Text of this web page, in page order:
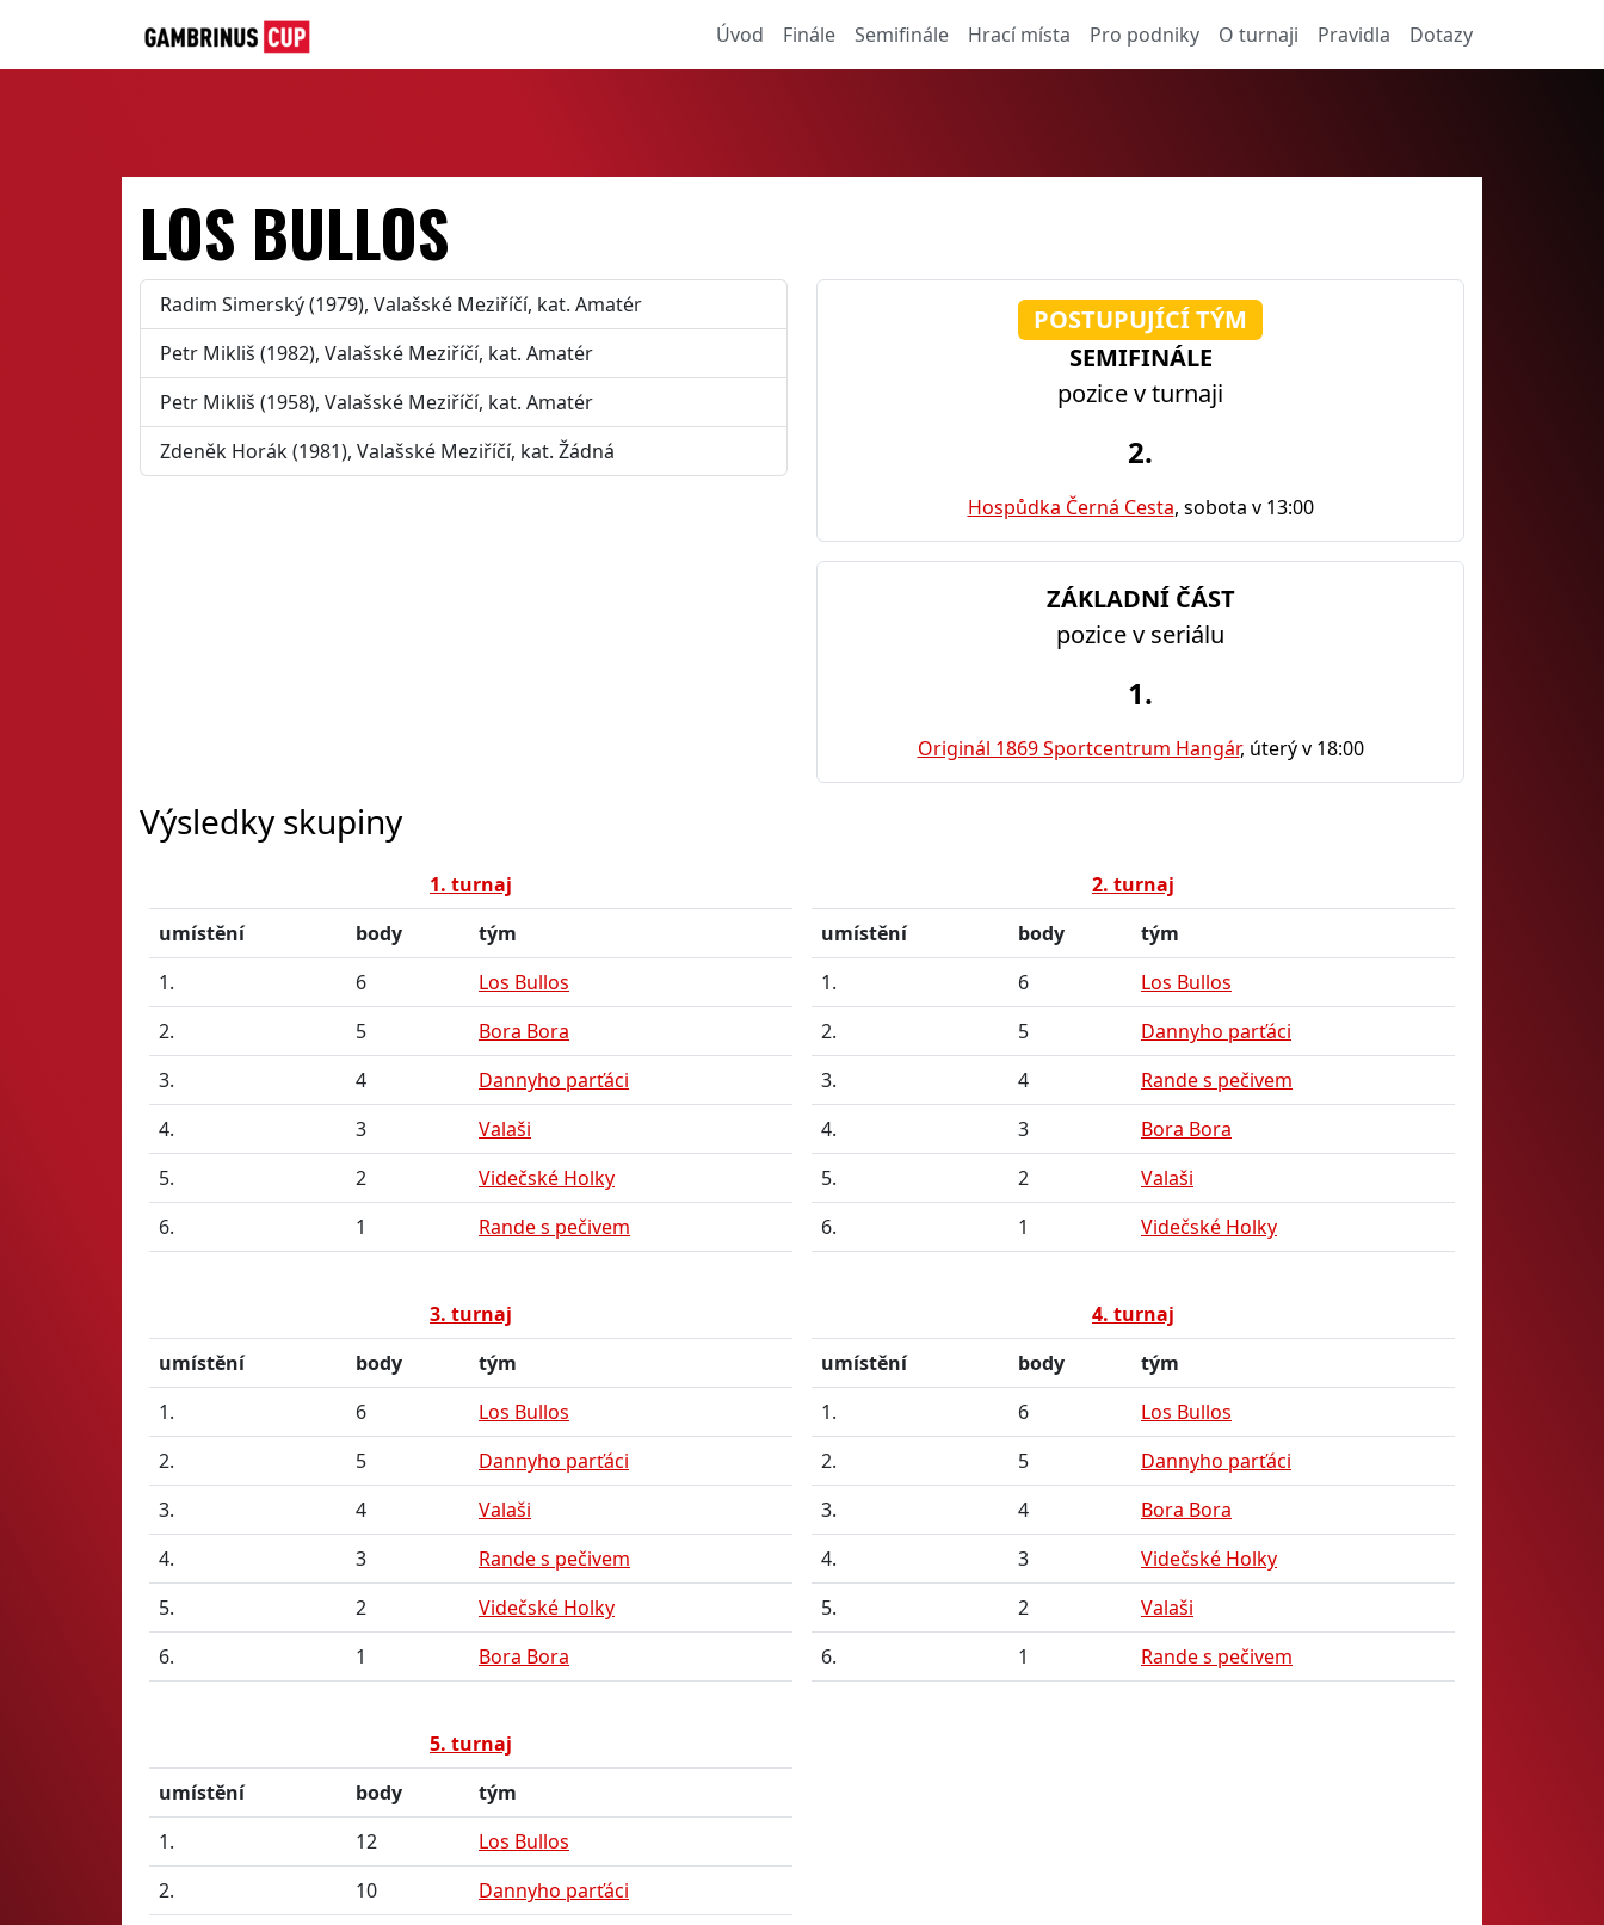
Úvod Finále Semifinále Hrací místa Pro podniky O turnaji Pravidla Dotazy
LOS BULLOS
Radim Simerský (1979), Valašské Meziříčí, kat. Amatér
Petr Mikliš (1982), Valašské Meziříčí, kat. Amatér
Petr Mikliš (1958), Valašské Meziříčí, kat. Amatér
Zdeněk Horák (1981), Valašské Meziříčí, kat. Žádná
POSTUPUJÍCÍ TÝM
SEMIFINÁLE
pozice v turnaji
2.
Hospůdka Černá Cesta, sobota v 13:00
ZÁKLADNÍ ČÁST
pozice v seriálu
1.
Originál 1869 Sportcentrum Hangár, úterý v 18:00
Výsledky skupiny
1. turnaj
umístění
body
tým
1.
6
Los Bullos
2.
5
Bora Bora
3.
4
Dannyho parťáci
4.
3
Valaši
5.
2
Videčské Holky
6.
1 Rande s pečivem
2. turnaj
umístění
body
tým
1.
6
Los Bullos
2.
5
Dannyho parťáci
3.
4
Rande s pečivem
4.
3
Bora Bora
5.
2
Valaši
6.
1 Videčské Holky
3. turnaj
umístění
body
tým
1.
6
Los Bullos
2.
5
Dannyho parťáci
3.
4
Valaši
4.
3
Rande s pečivem
5.
2
Videčské Holky
6.
1 Bora Bora
4. turnaj
umístění
body
tým
1.
6
Los Bullos
2.
5
Dannyho parťáci
3.
4
Bora Bora
4.
3
Videčské Holky
5.
2
Valaši
6.
1 Rande s pečivem
5. turnaj
umístění
body
tým
1.
12
Los Bullos
2.
10
Dannyho parťáci